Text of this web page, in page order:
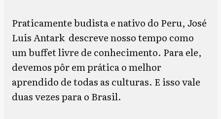
Praticamente budista e nativo do Peru, José
Luis Antark descreve nosso tempo como
um buffet livre de conhecimento. Para ele,
devemos pôr em prática o melhor
aprendido de todas as culturas. E isso vale
duas vezes para o Brasil.